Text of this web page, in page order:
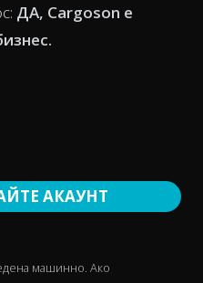
ДА, Cargoson е
АКАУНТ
машинно. Ако